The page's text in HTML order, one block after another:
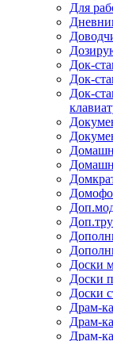
Для
Док-
Док-
Док-
Доски
Доски
Доски
Драм-
Драм-
Драм-